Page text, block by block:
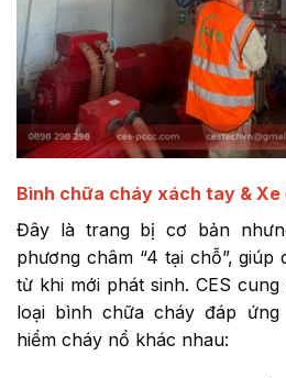
Bình chữa cháy xách tay & Xe
Đây là trang bị cơ bản
phương châm “4 tại chỗ”,
từ khi mới phát sinh. CES
loại bình chữa cháy đáp
hiểm cháy nổ khác nhau: